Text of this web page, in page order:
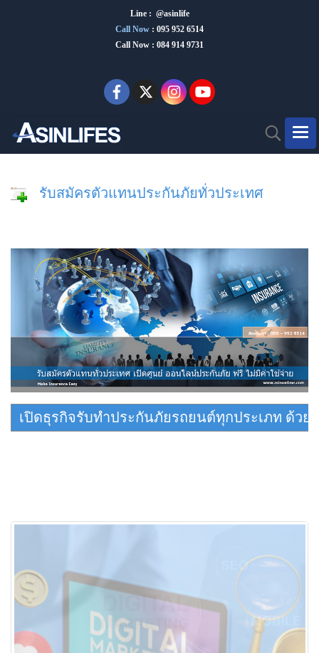
Line : @asinlife
Call Now : 095 952 6514
Call Now : 084 914 9731
รับสมัครตัวแทนประกันภัยทั่วประเทศ
เปิดธุรกิจรับทำประกันภัยรถยนต์ทุกประเภท ด้วย